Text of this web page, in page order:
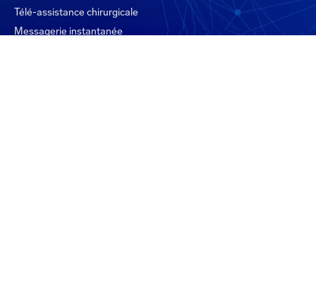
Télé-assistance chirurgicale
Messagerie instantanée